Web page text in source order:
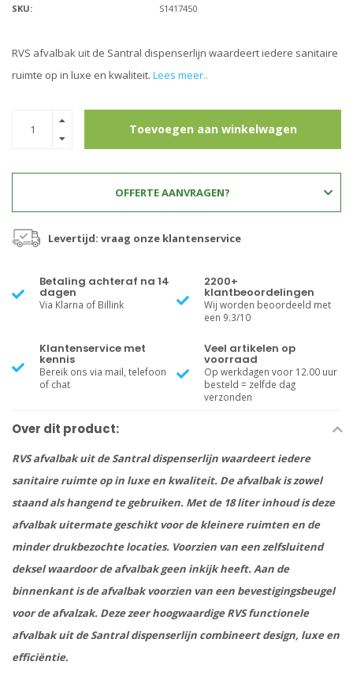
SKU:
S1417450
RVS afvalbak uit de Santral dispenserlijn waardeert iedere sanitaire
ruimte op in luxe en kwaliteit. Lees meer..
Toevoegen aan winkelwagen
OFFERTE AANVRAGEN?
Levertijd: vraag onze klantenservice
Betaling achteraf na 14
dagen
Via Klarna of Billink
2200+
klantbeoordelingen
Wij worden beoordeeld met
een 9.3/10
Klantenservice met
kennis
Bereik ons via mail, telefoon
of chat
Veel artikelen op
voorraad
Op werkdagen voor 12.00 uur
besteld = zelfde dag
verzonden
Over dit product:
RVS afvalbak uit de Santral dispenserlijn waardeert iedere
sanitaire ruimte op in luxe en kwaliteit. De afvalbak is zowel
staand als hangend te gebruiken. Met de 18 liter inhoud is deze
afvalbak uitermate geschikt voor de kleinere ruimten en de
minder drukbezochte locaties. Voorzien van een zelfsluitend
deksel waardoor de afvalbak geen inkijk heeft. Aan de
binnenkant is de afvalbak voorzien van een bevestigingsbeugel
voor de afvalzak. Deze zeer hoogwaardige RVS functionele
afvalbak uit de Santral dispenserlijn combineert design, luxe en
efficiëntie.